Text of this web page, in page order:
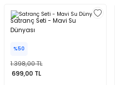
Satranç Seti - Mavi Su
Dünyası
%50
1.398,00 TL
699,00 TL